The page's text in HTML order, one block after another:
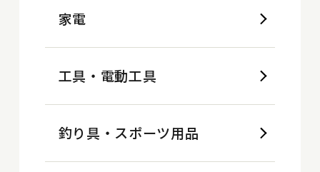
家電
工具・電動工具
釣り具・スポーツ用品